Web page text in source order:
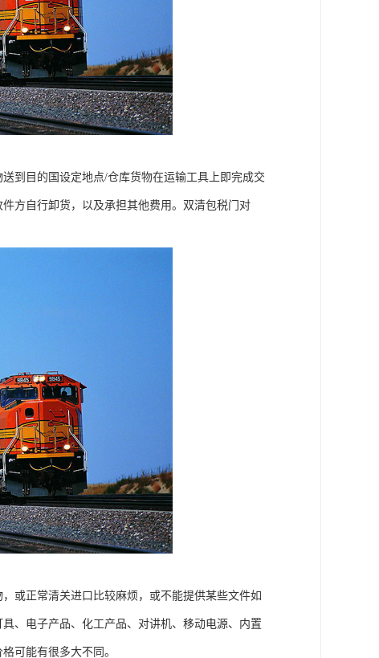
到目的国设定地点/仓库货物在运输工具上即完成交
方自行卸货，以及承担其他费用。双清包税门对
或正常清关进口比较麻烦，或不能提供某些文件如
、电子产品、化工产品、对讲机、移动电源、内置
可能有很多大不同。